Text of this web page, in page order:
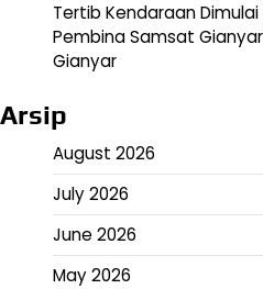
Tertib Kendaraan
Pembina Samsat
Gianyar
Arsip
August 2026
July 2026
June 2026
May 2026